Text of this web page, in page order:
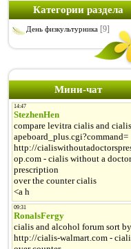
Категории раздела
День физкультурника [9]
Мини-чат